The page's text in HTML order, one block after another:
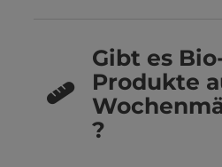
Gibt es
Produkte
?